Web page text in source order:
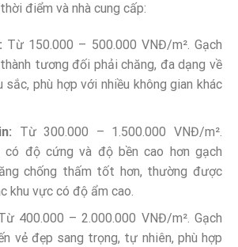
điểm và nhà cung cấp:
Từ 150.000 – 500.000 VNĐ/m². Gạch
tương đối phải chăng, đa dạng về
sắc, phù hợp với nhiều không gian khác
Từ 300.000 – 1.500.000 VNĐ/m².
có độ cứng và độ bền cao hơn gạch
chống thấm tốt hơn, thường được
khu vực có độ ẩm cao.
400.000 – 2.000.000 VNĐ/m². Gạch
vẻ đẹp sang trọng, tự nhiên, phù hợp